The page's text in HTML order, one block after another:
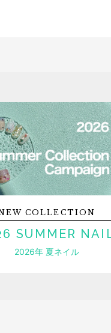
COLLECTION
SUMMER
2026年 夏ネイル